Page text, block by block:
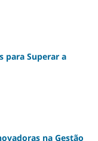
para Superar a
na Gestão